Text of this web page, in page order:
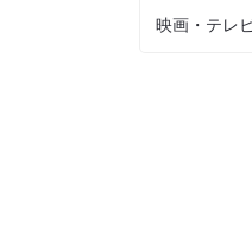
映画・テレ